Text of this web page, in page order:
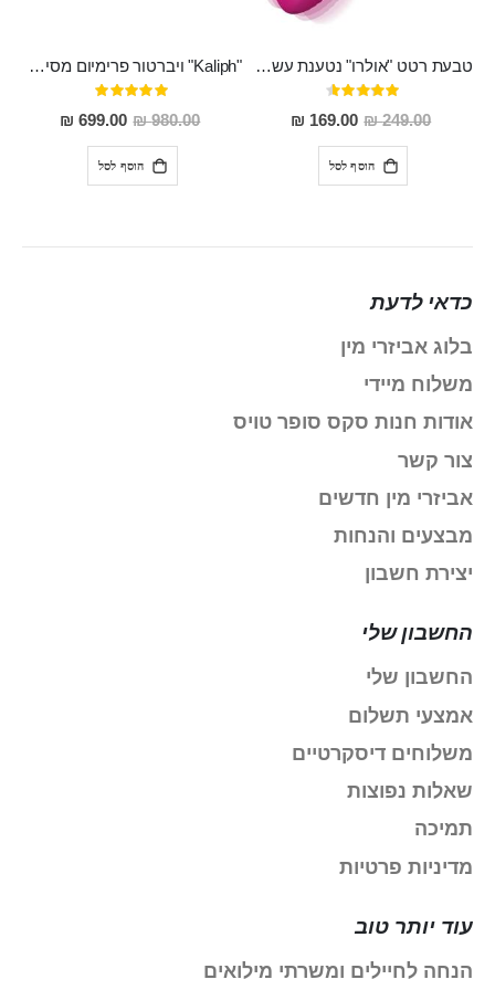
טבעת רטט "אולרו" נטענת עשויה סיליקון רפואי עם רטט חזק ומטריף חושים
דירוג:
91%
249.00 ₪
מחיר
מבצע
169.00 ₪
הוסף לסל
"Kaliph" ויברטור פרימיום מסיליקון רפואי , נטען, שקט במיוחד, מסתובב ומתפתל, שמנמן עם חדירה 14 סמ
דירוג:
100%
980.00 ₪
מחיר
מבצע
699.00 ₪
הוסף לסל
כדאי לדעת
בלוג אביזרי מין
משלוח מיידי
אודות חנות סקס סופר טויס
צור קשר
אביזרי מין חדשים
מבצעים והנחות
יצירת חשבון
החשבון שלי
החשבון שלי
אמצעי תשלום
משלוחים דיסקרטיים
שאלות נפוצות
תמיכה
מדיניות פרטיות
עוד יותר טוב
הנחה לחיילים ומשרתי מילואים